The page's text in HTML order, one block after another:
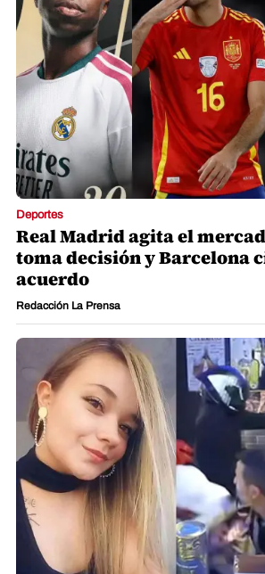
Deportes
Real Madrid agita el
toma decisión y Barcelona
acuerdo
Redacción La Prensa